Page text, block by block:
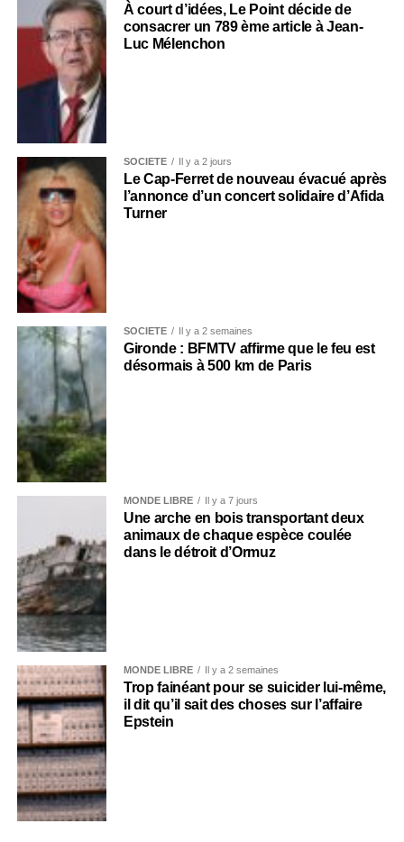
À court d’idées, Le Point décide de
consacrer un 789 ème article à Jean-
Luc Mélenchon
SOCIÉTÉ Il y a 2 jours
Le Cap-Ferret de nouveau évacué après
l’annonce d’un concert solidaire d’Afida
Turner
SOCIÉTÉ Il y a 2 semaines
Gironde : BFMTV affirme que le feu est
désormais à 500 km de Paris
MONDE LIBRE Il y a 7 jours
Une arche en bois transportant deux
animaux de chaque espèce coulée
dans le détroit d’Ormuz
MONDE LIBRE Il y a 2 semaines
Trop fainéant pour se suicider lui-même,
il dit qu’il sait des choses sur l’affaire
Epstein